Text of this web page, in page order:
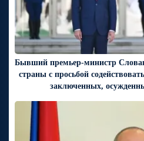
Бывший премьер-министр
страны с просьбой
заключенных,